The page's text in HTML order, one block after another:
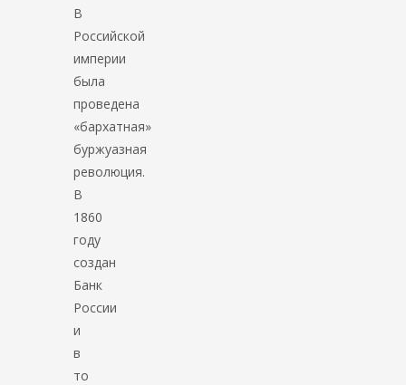
В
Российской
империи
была
проведена
«бархатная»
буржуазная
революция.
В
1860
году
создан
Банк
России
и
в
то